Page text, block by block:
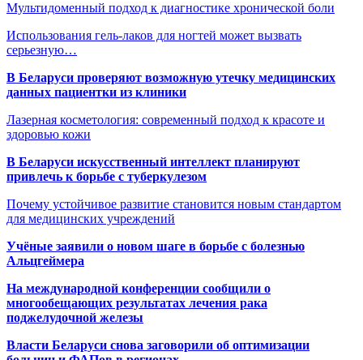
Мультидоменный подход к диагностике хронической боли
Использования гель-лаков для ногтей может вызвать
серьезную…
В Беларуси проверяют возможную утечку медицинских
данных пациентки из клиники
Лазерная косметология: современный подход к красоте и
здоровью кожи
В Беларуси искусственный интеллект планируют
привлечь к борьбе с туберкулезом
Почему устойчивое развитие становится новым стандартом
для медицинских учреждений
Учёные заявили о новом шаге в борьбе с болезнью
Альцгеймера
На международной конференции сообщили о
многообещающих результатах лечения рака
поджелудочной железы
Власти Беларуси снова заговорили об оптимизации